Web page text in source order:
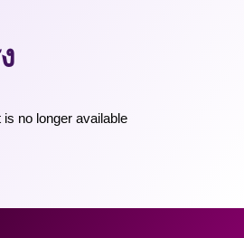
no longer available